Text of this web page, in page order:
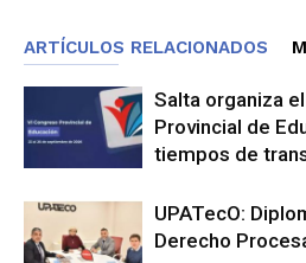
ARTÍCULOS RELACIONADOS
Salta organiza
Provincial de
tiempos de
UPATecO:
Derecho